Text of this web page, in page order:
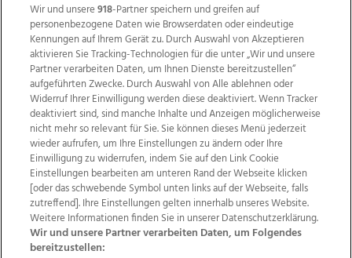
Traktortreffen, 24.04.2022
46
Bilder
Wir und unsere918-Partner speichern und greifen auf
personenbezogene Daten wie Browserdaten oder eindeutige
Kennungen auf Ihrem Gerät zu. Durch Auswahl von Akzeptieren
aktivieren Sie Tracking-Technologien für die unter „Wir und unsere
Partner verarbeiten Daten, um Ihnen Dienste bereitzustellen“
aufgeführten Zwecke. Durch Auswahl von Alle ablehnen oder
Widerruf Ihrer Einwilligung werden diese deaktiviert. Wenn Tracker
deaktiviert sind, sind manche Inhalte und Anzeigen möglicherweise
nicht mehr so relevant für Sie. Sie können dieses Menü jederzeit
wieder aufrufen, um Ihre Einstellungen zu ändern oder Ihre
Einwilligung zu widerrufen, indem Sie auf den Link Cookie
Einstellungen bearbeiten am unteren Rand der Webseite klicken
[oder das schwebende Symbol unten links auf der Webseite, falls
zutreffend]. Ihre Einstellungen gelten innerhalb unseres Website.
Weitere Informationen finden Sie in unserer Datenschutzerklärung.
Wir und unsere Partner verarbeiten Daten, um Folgendes
bereitzustellen: